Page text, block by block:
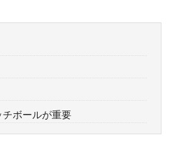
ボールが重要